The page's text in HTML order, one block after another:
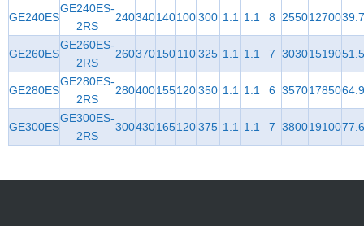
GE240ES
GE240ES-
2RS
240340140100300 1.1 1.1 8 255012700
GE260ES
GE260ES-
2RS
260370150110 325 1.1 1.1 7 303015190
GE280ES
GE280ES-
2RS
280400155120350 1.1 1.1 6 357017850
GE300ES
GE300ES-
2RS
300430165120375 1.1 1.1 7 380019100